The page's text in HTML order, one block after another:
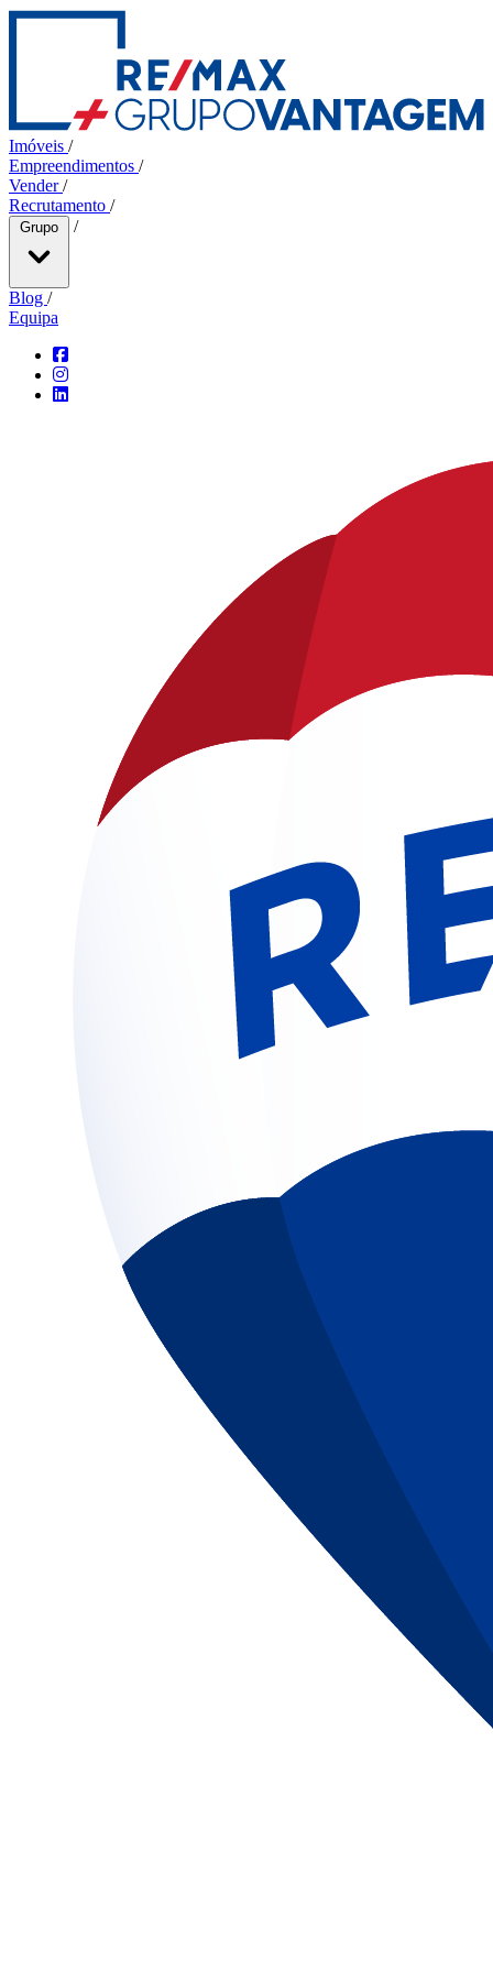
Imóveis /
Empreendimentos /
Vender/
Recrutamento /
Grupo /
Blog /
Equipa